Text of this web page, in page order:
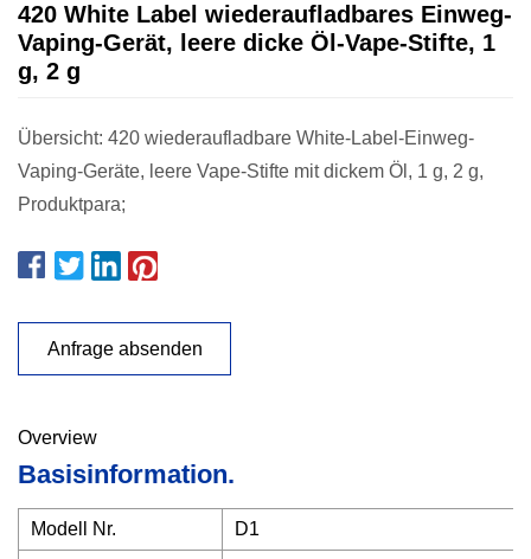
420 White Label wiederaufladbares Einweg-
Vaping-Gerät, leere dicke Öl-Vape-Stifte, 1
g, 2 g
Übersicht: 420 wiederaufladbare White-Label-Einweg-
Vaping-Geräte, leere Vape-Stifte mit dickem Öl, 1 g, 2 g,
Produktpara;
Anfrage absenden
Overview
Basisinformation.
Modell Nr. D1